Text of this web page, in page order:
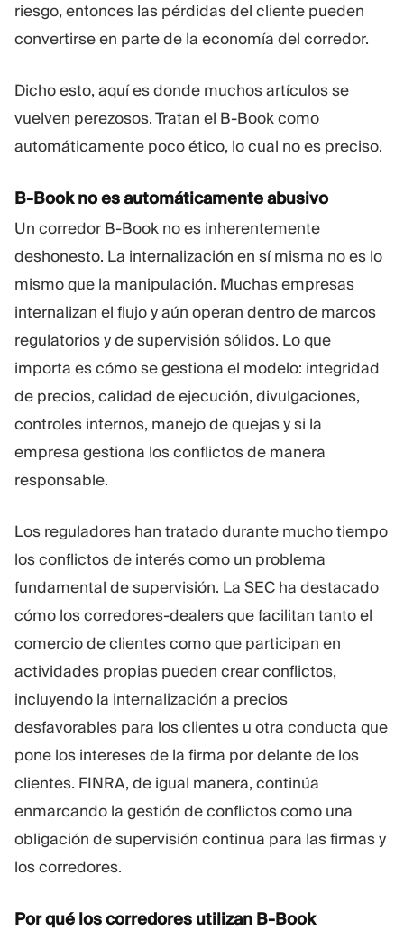
riesgo, entonces las pérdidas del cliente pueden
convertirse en parte de la economía del corredor.
Dicho esto, aquí es donde muchos artículos se
vuelven perezosos. Tratan el B-Book como
automáticamente poco ético, lo cual no es preciso.
B-Book no es automáticamente abusivo
Un corredor B-Book no es inherentemente
deshonesto. La internalización en sí misma no es lo
mismo que la manipulación. Muchas empresas
internalizan el flujo y aún operan dentro de marcos
regulatorios y de supervisión sólidos. Lo que
importa es cómo se gestiona el modelo: integridad
de precios, calidad de ejecución, divulgaciones,
controles internos, manejo de quejas y si la
empresa gestiona los conflictos de manera
responsable.
Los reguladores han tratado durante mucho tiempo
los conflictos de interés como un problema
fundamental de supervisión. La SEC ha destacado
cómo los corredores-dealers que facilitan tanto el
comercio de clientes como que participan en
actividades propias pueden crear conflictos,
incluyendo la internalización a precios
desfavorables para los clientes u otra conducta que
pone los intereses de la firma por delante de los
clientes. FINRA, de igual manera, continúa
enmarcando la gestión de conflictos como una
obligación de supervisión continua para las firmas y
los corredores.
Por qué los corredores utilizan B-Book